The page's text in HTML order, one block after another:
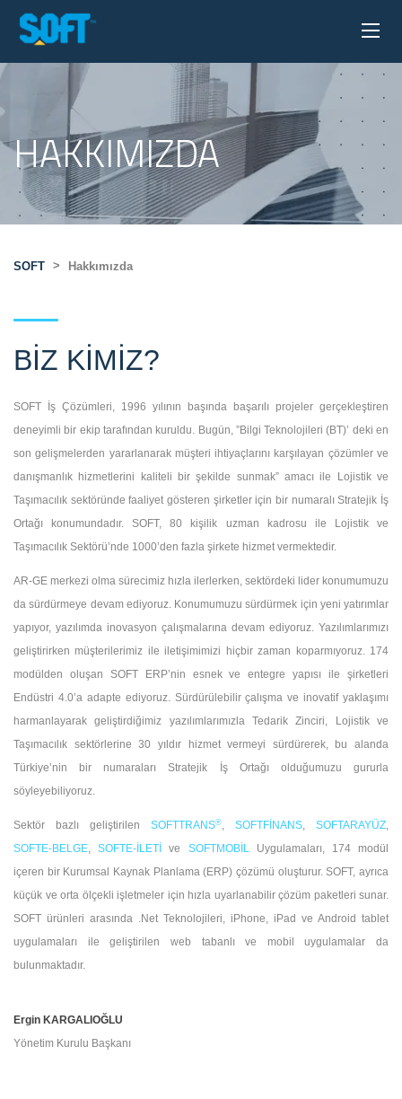
HAKKIMIZDA
SOFT > Hakkımızda
BIZ KIMIZ?
SOFT İş Çözümleri, 1996 yılının başında başarılı projeler gerçekleştiren
deneyimli bir ekip tarafından kuruldu. Bugün, ”Bilgi Teknolojileri (BT)’ deki en
son gelişmelerden yararlanarak müşteri ihtiyaçlarını karşılayan çözümler ve
danışmanlık hizmetlerini kaliteli bir şekilde sunmak” amacı ile Lojistik ve
Taşımacılık sektöründe faaliyet gösteren şirketler için bir numaralı Stratejik İş
Ortağı konumundadır. SOFT, 80 kişilik uzman kadrosu ile Lojistik ve
Taşımacılık Sektörü’nde 1000’den fazla şirkete hizmet vermektedir.
AR-GE merkezi olma sürecimiz hızla ilerlerken, sektördeki lider konumumuzu
da sürdürmeye devam ediyoruz. Konumumuzu sürdürmek için yeni yatırımlar
yapıyor, yazılımda inovasyon çalışmalarına devam ediyoruz. Yazılımlarımızı
geliştirirken müşterilerimiz ile iletişimimizi hiçbir zaman koparmıyoruz. 174
modülden oluşan SOFT ERP’nin esnek ve entegre yapısı ile şirketleri
Endüstri 4.0’a adapte ediyoruz. Sürdürülebilir çalışma ve inovatif yaklaşımı
harmanlayarak geliştirdiğimiz yazılımlarımızla Tedarik Zinciri, Lojistik ve
Taşımacılık sektörlerine 30 yıldır hizmet vermeyi sürdürerek, bu alanda
Türkiye’nin bir numaraları Stratejik İş Ortağı olduğumuzu gururla
söyleyebiliyoruz.
Sektör bazlı geliştirilen SOFTTRANS®, SOFTFİNANS, SOFTARAYÜZ,
SOFTE-BELGE,SOFTE-İLETİ ve SOFTMOBİLUygulamaları, 174 modül
içeren bir Kurumsal Kaynak Planlama (ERP) çözümü oluşturur. SOFT, ayrıca
küçük ve orta ölçekli işletmeler için hızla uyarlanabilir çözüm paketleri sunar.
SOFT ürünleri arasında .Net Teknolojileri, iPhone, iPad ve Android tablet
uygulamaları ile geliştirilen web tabanlı ve mobil uygulamalar da
bulunmaktadır.
Ergin KARGALIOĞLU
Yönetim Kurulu Başkanı